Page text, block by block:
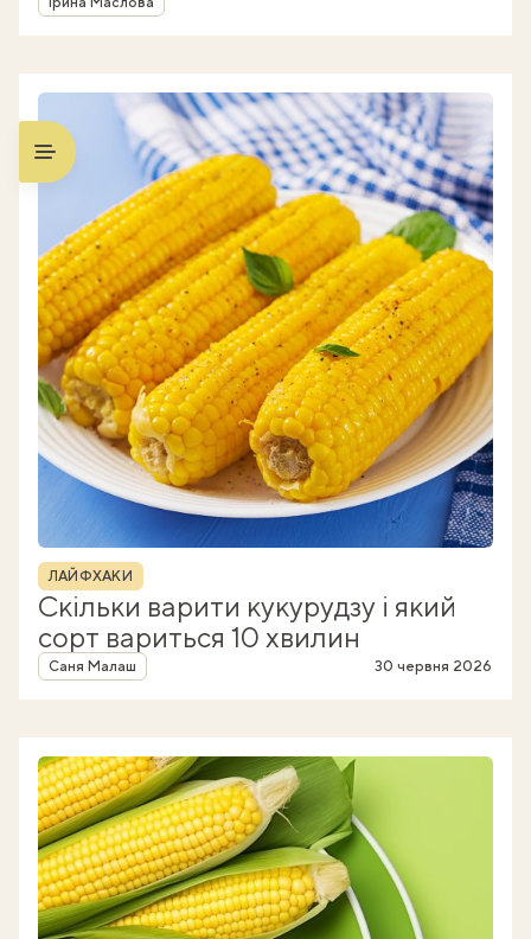
Рубрика
ЛАЙФХАКИ
Скільки варити кукурудзу і який
сорт вариться 10 хвилин
Автор
Саня Малаш 30 червня 2026